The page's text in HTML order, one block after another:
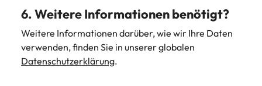
6. Weitere Informationen benötigt?
Weitere Informationen darüber, wie wir Ihre Daten
verwenden, finden Sie in unserer globalen
Datenschutzerklärung.